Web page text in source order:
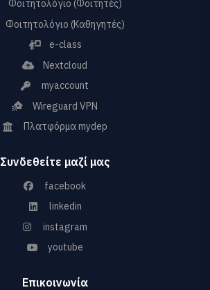
Φοιτητολόγιο (Φοιτητές)
Φοιτητολόγιο (Καθηγητές)
e-class
Nextcloud
myaccount
Wireguard VPN
Πλατφόρμα mydep
Συνδεθείτε μαζί μας
facebook
linkedin
instagram
youtube
Επικοινωνία